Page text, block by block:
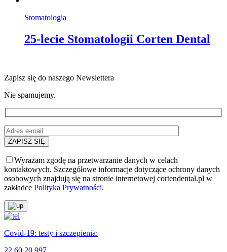
Stomatologia
25-lecie Stomatologii Corten Dental
Zapisz się do naszego Newslettera
Nie spamujemy.
Wyrażam zgodę na przetwarzanie danych w celach
kontaktowych. Szczegółowe informacje dotyczące ochrony danych
osobowych znajdują się na stronie internetowej cortendental.pl w
zakładce Polityka Prywatności.
Covid-19: testy i szczepienia: